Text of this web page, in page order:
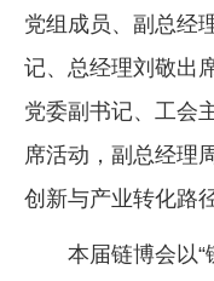
党组成员、副总经
记、总经理刘敬出
党委副书记、工会
席活动，副总经理
创新与产业转化路
本届链博会以